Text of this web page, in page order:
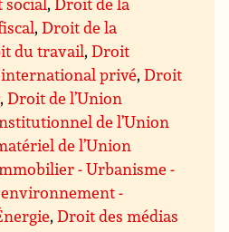
,Droit de la
du travail,Droit
privé,Droit
,Droit de l’Union
de l’Union
de l’Union
- Urbanisme -
-
,Droit des médias